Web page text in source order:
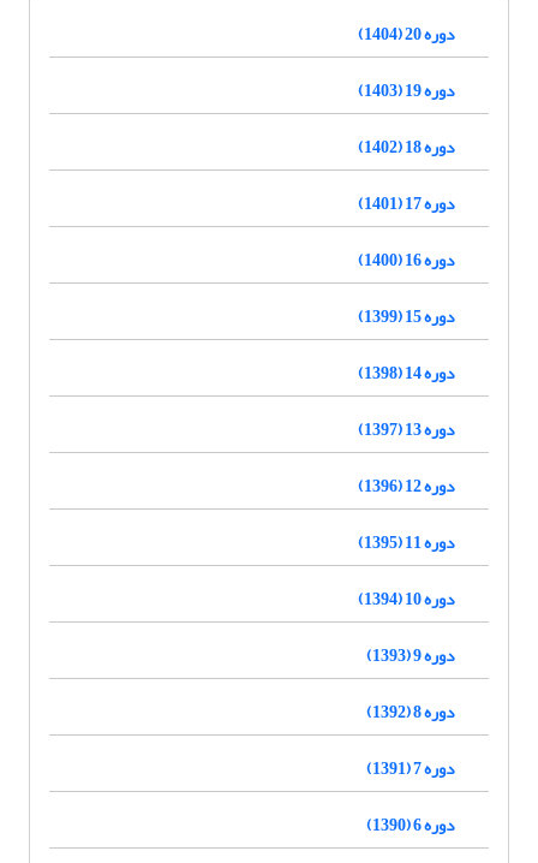
دوره 20 (1404)
دوره 19 (1403)
دوره 18 (1402)
دوره 17 (1401)
دوره 16 (1400)
دوره 15 (1399)
دوره 14 (1398)
دوره 13 (1397)
دوره 12 (1396)
دوره 11 (1395)
دوره 10 (1394)
دوره 9 (1393)
دوره 8 (1392)
دوره 7 (1391)
دوره 6 (1390)